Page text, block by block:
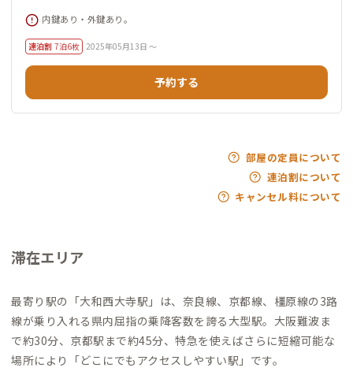
内鍵あり・外鍵あり。
連泊割 7泊6枚 2025年05月13日 ～
予約する
部屋の定員について
連泊割について
キャンセル料について
滞在エリア
最寄り駅の「大和西大寺駅」は、奈良線、京都線、橿原線の3路
線が乗り入れる県内屈指の乗降客数を誇る大型駅。大阪難波ま
で約30分、京都駅まで約45分、特急を使えばさらに短縮可能な
場所により「どこにでもアクセスしやすい駅」です。